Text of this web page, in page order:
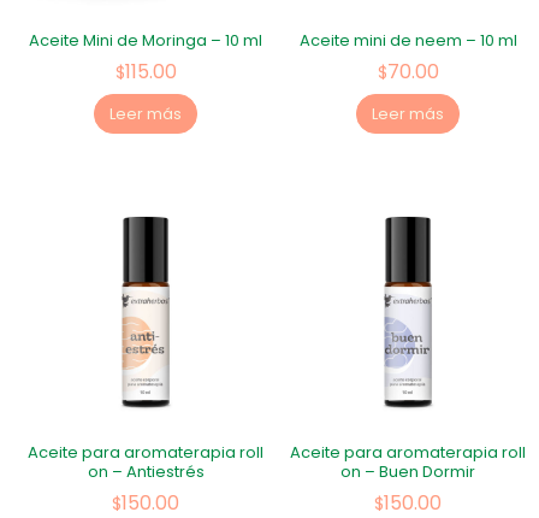
Aceite Mini de Moringa – 10 ml
$115.00
Leer más
Aceite mini de neem – 10 ml
$70.00
Leer más
Aceite para aromaterapia roll
on – Antiestrés
$150.00
Aceite para aromaterapia roll
on – Buen Dormir
$150.00